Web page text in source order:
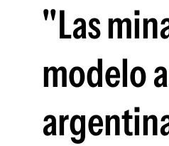
"Las
modelo